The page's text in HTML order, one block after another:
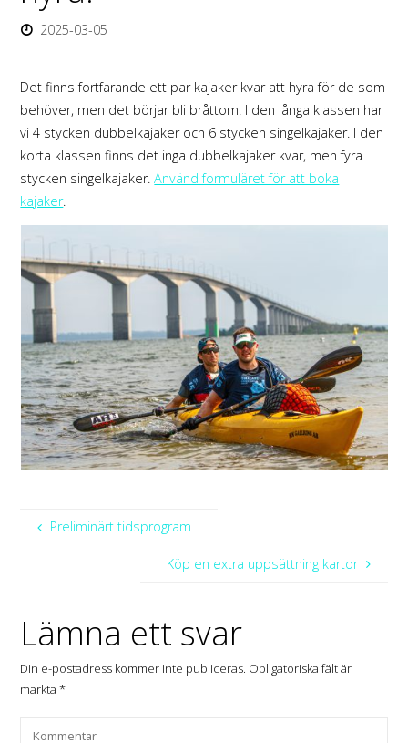
2025-03-05
Det finns fortfarande ett par kajaker kvar att hyra för de som
behöver, men det börjar bli bråttom! I den långa klassen har
vi 4 stycken dubbelkajaker och 6 stycken singelkajaker. I den
korta klassen finns det inga dubbelkajaker kvar, men fyra
stycken singelkajaker.Använd formuläret för att boka
kajaker.
Preliminärt tidsprogram
Köp en extra uppsättning kartor
Lämna ett svar
Din e-postadress kommer inte publiceras. Obligatoriska fält är
märkta*